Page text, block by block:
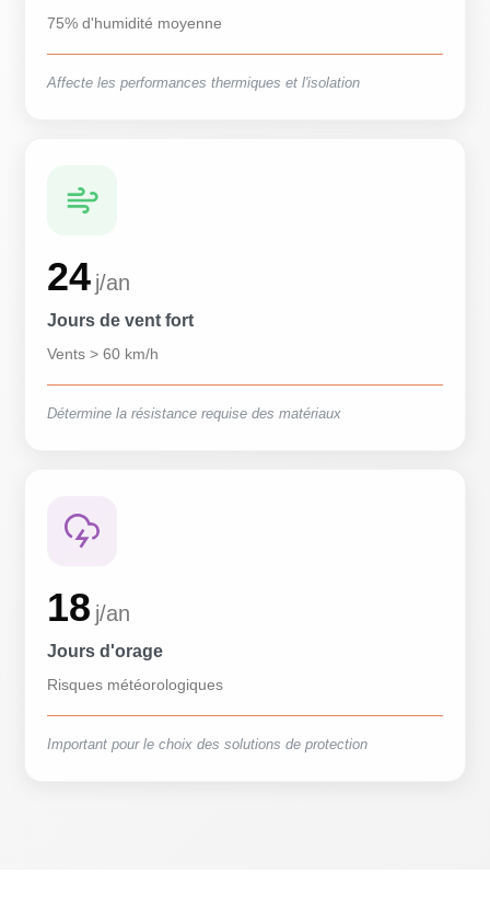
75% d'humidité moyenne
Affecte les performances thermiques et l'isolation
24 j/an
Jours de vent fort
Vents > 60 km/h
Détermine la résistance requise des matériaux
18 j/an
Jours d'orage
Risques météorologiques
Important pour le choix des solutions de protection